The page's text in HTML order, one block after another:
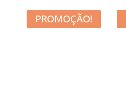
PROMOÇÃO!